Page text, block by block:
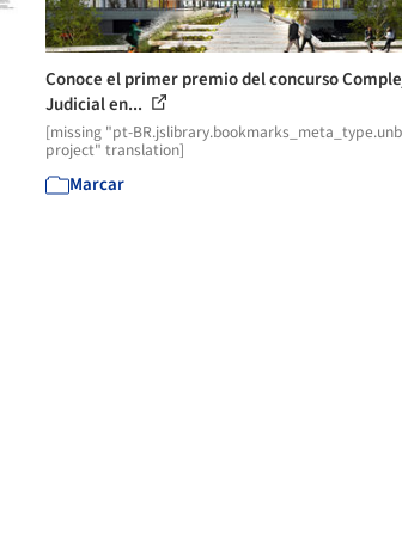
Conoce el primer premio del concurso
Judicial en...
[missing "pt-
project" translation]
Marcar